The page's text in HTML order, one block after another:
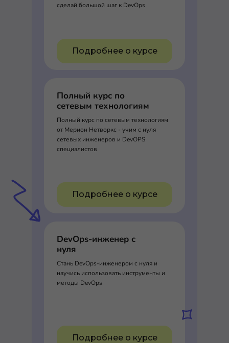
сделай большой шаг к DevOps
Подробнее о курсе
Полный курс по
сетевым технологиям
Полный курс по сетевым технологиям
от Мерион Нетворкс - учим с нуля
сетевых инженеров и DevOPS
специалистов
Подробнее о курсе
DevOps-инженер с
нуля
Стань DevOps-инженером с нуля и
научись использовать инструменты и
методы DevOps
Подробнее о курсе